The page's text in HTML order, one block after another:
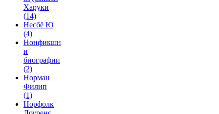
Харуки
(14)
Несбё Ю
(4)
Нонфикшн
и
биографии
(2)
Норман
Филип
(1)
Норфолк